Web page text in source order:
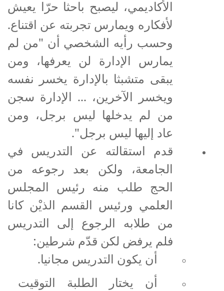
الأكاديمي، ليصبح باحثا حرّا يعيش
لأفكاره ويمارس تجربته عن اقتناع.
وحسب رأيه الشخصي أن "من لم
يمارس الإدارة لن يعرفها، ومن
يبقى متشبثا بالإدارة يخسر نفسه
ويخسر الآخرين، ... الإدارة سجن
من لم يدخلها ليس برجل، ومن
عاد إليها ليس برجل".
قدم استقالته عن التدريس في
الجامعة، ولكن بعد رجوعه من
الحج طلب منه رئيس المجلس
العلمي ورئيس القسم الذيْن كانا
من طلابه الرجوع إلى التدريس
فلم يرفض لكن قدّم شرطين:
أن يكون التدريس مجانيا.
أن يختار الطلبة التوقيت